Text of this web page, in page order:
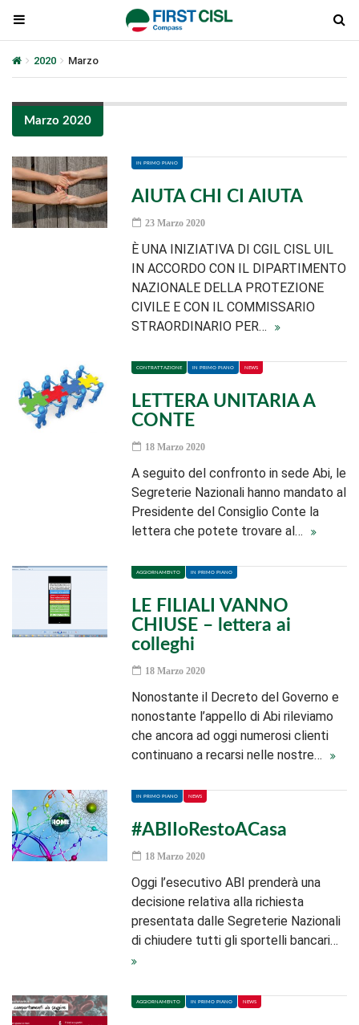
2020 Marzo
Marzo 2020
IN PRIMO PIANO
AIUTA CHI CI AIUTA
23 Marzo 2020
È UNA INIZIATIVA DI CGIL CISL UIL
IN ACCORDO CON IL DIPARTIMENTO
NAZIONALE DELLA PROTEZIONE
CIVILE E CON IL COMMISSARIO
STRAORDINARIO PER…
CONTRATTAZIONE IN PRIMO PIANO NEWS
LETTERA UNITARIA A
CONTE
18 Marzo 2020
A seguito del confronto in sede Abi, le
Segreterie Nazionali hanno mandato al
Presidente del Consiglio Conte la
lettera che potete trovare al…
AGGIORNAMENTO IN PRIMO PIANO
LE FILIALI VANNO
CHIUSE – lettera ai
colleghi
18 Marzo 2020
Nonostante il Decreto del Governo e
nonostante l’appello di Abi rileviamo
che ancora ad oggi numerosi clienti
continuano a recarsi nelle nostre…
IN PRIMO PIANO NEWS
#ABIIoRestoACasa
18 Marzo 2020
Oggi l’esecutivo ABI prenderà una
decisione relativa alla richiesta
presentata dalle Segreterie Nazionali
di chiudere tutti gli sportelli bancari…
AGGIORNAMENTO IN PRIMO PIANO NEWS